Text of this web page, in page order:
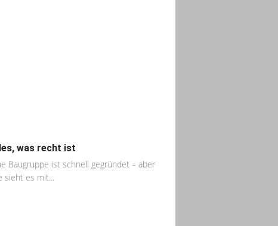
was recht ist
Baugruppe ist schnell gegründet – aber
sieht es mit...